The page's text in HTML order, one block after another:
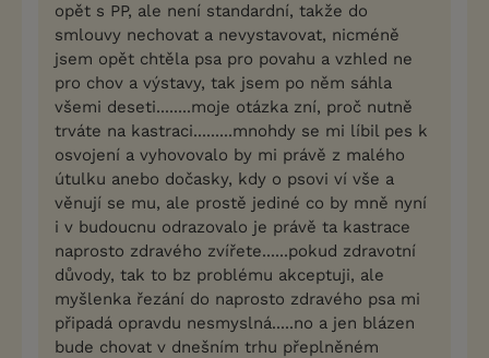
opět s PP, ale není standardní, takže do
smlouvy nechovat a nevystavovat, nicméně
jsem opět chtěla psa pro povahu a vzhled ne
pro chov a výstavy, tak jsem po něm sáhla
všemi deseti........moje otázka zní, proč nutně
trváte na kastraci.........mnohdy se mi líbil pes k
osvojení a vyhovovalo by mi právě z malého
útulku anebo dočasky, kdy o psovi ví vše a
věnují se mu, ale prostě jediné co by mně nyní
i v budoucnu odrazovalo je právě ta kastrace
naprosto zdravého zvířete......pokud zdravotní
důvody, tak to bz problému akceptuji, ale
myšlenka řezání do naprosto zdravého psa mi
připadá opravdu nesmyslná.....no a jen blázen
bude chovat v dnešním trhu přeplněném